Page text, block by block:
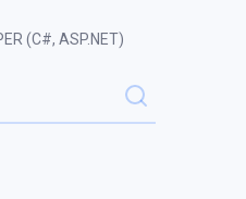
(C#, ASP.NET)